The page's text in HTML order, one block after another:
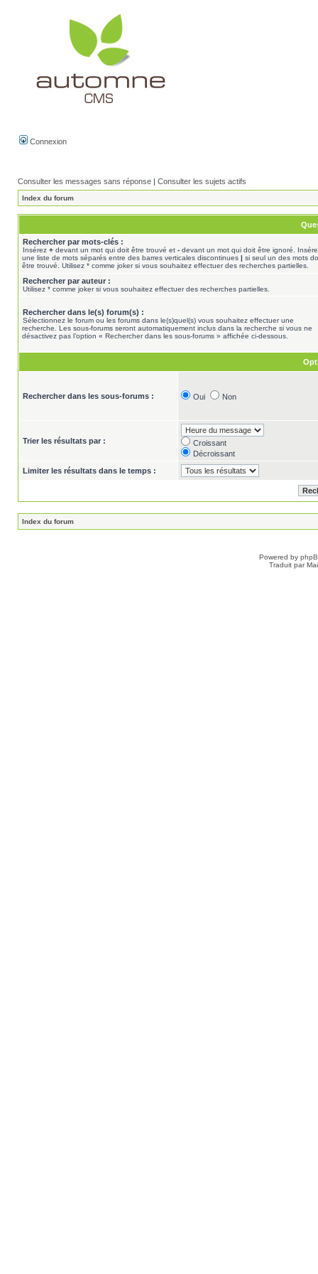
Connexion
Consulter les messages sans réponse | Consulter les sujets actifs
Index du forum
Rechercher par mots-clés :
Insérez + devant un mot qui doit être trouvé et - devant un mot qui doit être ignoré.
une liste de mots séparés entre des barres verticales discontinues | si seul un des mots
être trouvé. Utilisez * comme joker si vous souhaitez effectuer des recherches partielles.
Rechercher par auteur :
Utilisez * comme joker si vous souhaitez effectuer des recherches partielles.
Rechercher dans le(s) forum(s) :
Sélectionnez le forum ou les forums dans le(s)quel(s) vous souhaitez effectuer une
recherche. Les sous-forums seront automatiquement inclus dans la recherche si vous ne
désactivez pas l’option « Rechercher dans les sous-forums » affichée ci-dessous.
Rechercher dans les sous-forums : Oui Non
Trier les résultats par :
Croissant
Décroissant
Limiter les résultats dans le temps :
Index du forum
Powered by
Traduit par